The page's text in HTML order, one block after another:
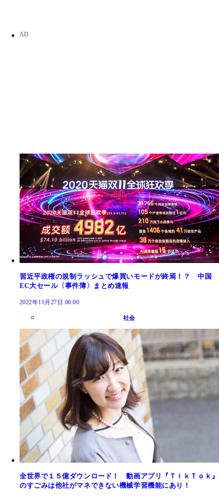
習近平政権の規制ラッシュで爆買いモードが終焉！？ 中国
EC大セール〈事件簿〉まとめ速報
2022年11月27日 06:00
社会
全世界で１５億ダウンロード！ 動画アプリ『ＴｉｋＴｏｋ』
のすごみは他社がマネできない機械学習機能にあり！